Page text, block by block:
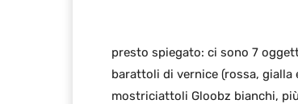
presto spiegato: ci sono 7
barattoli di vernice (rossa, gialla
mostriciattoli Gloobz bianchi,